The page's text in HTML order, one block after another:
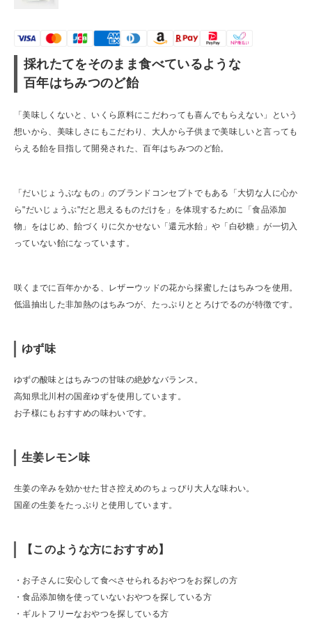
ショップリスト
採れたてをそのまま食べているような
百年はちみつのど飴
「美味しくないと、いくら原料にこだわっても喜んでもらえない」という
想いから、美味しさにもこだわり、大人から子供まで美味しいと言っても
らえる飴を目指して開発された、百年はちみつのど飴。
「だいじょうぶなもの」のブランドコンセプトでもある「大切な人に心か
ら"だいじょうぶ"だと思えるものだけを」を体現するために「食品添加
物」をはじめ、飴づくりに欠かせない「還元水飴」や「白砂糖」が一切入
っていない飴になっています。
咲くまでに百年かかる、レザーウッドの花から採蜜したはちみつを使用。
低温抽出した非加熱のはちみつが、たっぷりととろけでるのが特徴です。
ゆず味
ゆずの酸味とはちみつの甘味の絶妙なバランス。
高知県北川村の国産ゆずを使用しています。
お子様にもおすすめの味わいです。
生姜レモン味
生姜の辛みを効かせた甘さ控えめのちょっぴり大人な味わい。
国産の生姜をたっぷりと使用しています。
【このような方におすすめ】
・お子さんに安心して食べさせられるおやつをお探しの方
・食品添加物を使っていないおやつを探している方
・ギルトフリーなおやつを探している方